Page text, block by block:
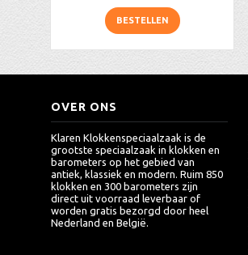
BESTELLEN
OVER ONS
Klaren Klokkenspeciaalzaak is de
grootste speciaalzaak in klokken en
barometers op het gebied van
antiek, klassiek en modern. Ruim 850
klokken en 300 barometers zijn
direct uit voorraad leverbaar of
worden gratis bezorgd door heel
Nederland en België.